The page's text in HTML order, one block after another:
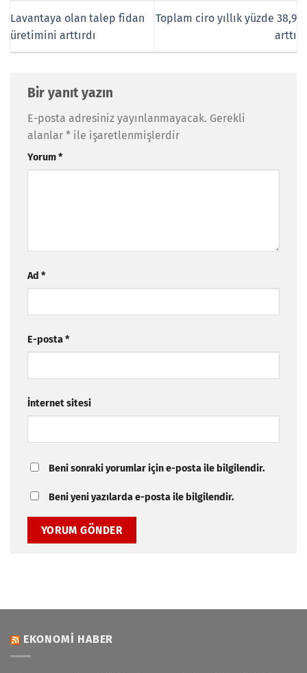
Lavantaya olan talep fidan
üretimini arttırdı
Toplam ciro yıllık yüzde 38,9
arttı
Bir yanıt yazın
E-posta adresiniz yayınlanmayacak. Gerekli
alanlar * ile işaretlenmişlerdir
Yorum*
Ad *
E-posta*
İnternet sitesi
Beni sonraki yorumlar için e-posta ile bilgilendir.
Beni yeni yazılarda e-posta ile bilgilendir.
EKONOMI HABER